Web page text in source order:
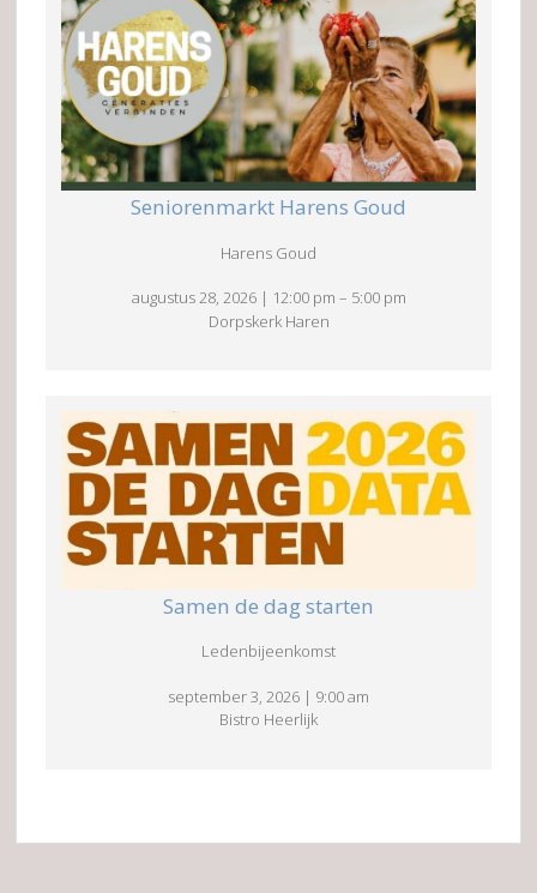
Seniorenmarkt Harens Goud
Harens Goud
augustus 28, 2026 | 12:00 pm – 5:00 pm
Dorpskerk Haren
Samen de dag starten
Ledenbijeenkomst
september 3, 2026 | 9:00 am
Bistro Heerlijk